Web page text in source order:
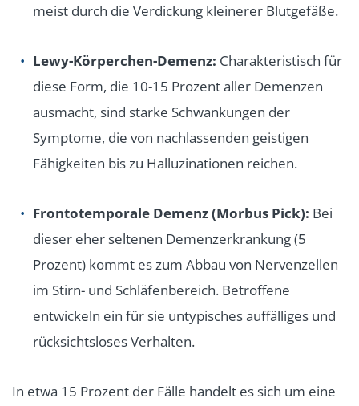
meist durch die Verdickung kleinerer Blutgefäße.
Lewy-Körperchen-Demenz: Charakteristisch für
diese Form, die 10-15 Prozent aller Demenzen
ausmacht, sind starke Schwankungen der
Symptome, die von nachlassenden geistigen
Fähigkeiten bis zu Halluzinationen reichen.
Frontotemporale Demenz (Morbus Pick): Bei
dieser eher seltenen Demenzerkrankung (5
Prozent) kommt es zum Abbau von Nervenzellen
im Stirn- und Schläfenbereich. Betroffene
entwickeln ein für sie untypisches auffälliges und
rücksichtsloses Verhalten.
In etwa 15 Prozent der Fälle handelt es sich um eine